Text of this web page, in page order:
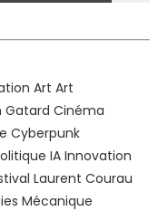
Art Art
Gatard Cinéma
Cyberpunk
IA Innovation
Laurent Courau
Mécanique